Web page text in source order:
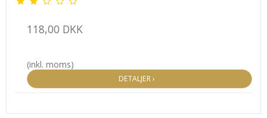
118,00 DKK
(inkl. moms)
DETALJER ›